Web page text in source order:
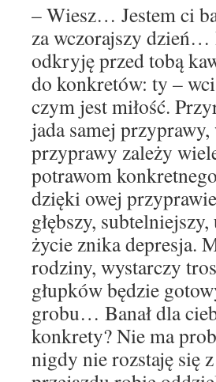
– Wiesz… Jestem ci
za wczorajszy dzień…
odkryję przed tobą
do konkretów: ty –
czym jest miłość.
jada samej
przyprawy zależy
potrawom
dzięki owej
głębszy,
życie znika depresja.
rodziny, wystarczy
głupków będzie
grobu… Banał dla
konkrety? Nie ma
nigdy nie rozstaję się